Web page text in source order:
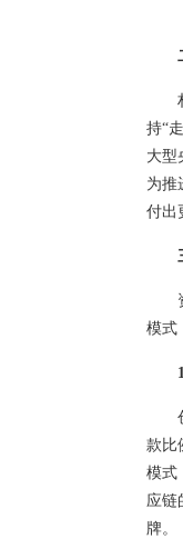
持“
大型
为推
付出
模式
款比
模式
应链
牌。